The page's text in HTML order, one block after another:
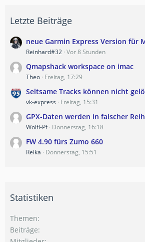
Letzte Beiträge
neue Garmin Express Version für
Reinhard#32 Vor 8 Stunden
Qmapshack workspace on imac
Theo Freitag, 17:29
Seltsame Tracks können nicht
vk-express Freitag, 15:31
GPX-Daten werden in falscher
Wolfi-Pf Donnerstag, 16:18
FW 4.90 fürs Zumo 660
Reika Donnerstag, 15:51
Statistiken
Themen
Beiträge